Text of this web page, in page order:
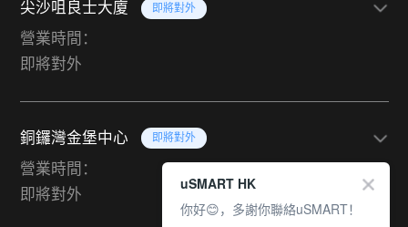
尖沙咀良士大廈 即將對外
營業時間：
即將對外
銅鑼灣金堡中心 即將對外
營業時間：
即將對外
uSMART HK
你好😊，多謝你聯絡uSMART！